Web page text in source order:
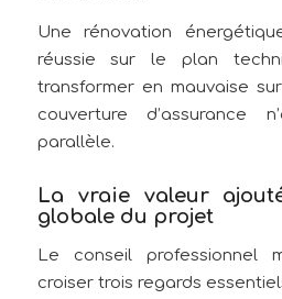
Une rénovation
réussie sur le plan
transformer en mauvaise
couverture d’assurance
parallèle.
La vraie valeur
globale du projet
Le conseil professionnel
croiser trois regards